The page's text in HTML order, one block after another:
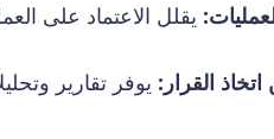
يقلل الاعتماد على
القرار: يوفر تقارير